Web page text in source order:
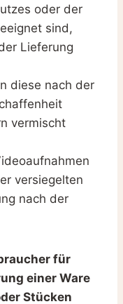
oder der
sind,
Lieferung
diese nach der
vermischt
versiegelten
nach der
für
einer Ware
Stücken